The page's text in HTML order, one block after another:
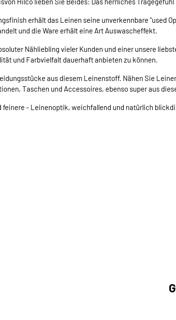
erhält das Leinen seine unverkennbare "used
und die Ware erhält eine Art Auswascheffekt.
Nähliebling vieler Kunden und einer unsere
und Farbvielfalt dauerhaft anbieten zu können.
aus diesem Leinenstoff. Nähen Sie
Taschen und Accessoires, ebenso super aus
feinere - Leinenoptik, weichfallend und natürlich